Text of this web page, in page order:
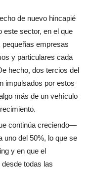
de nuevo hincapié
este sector, en el que
empresas
y particulares cada
hecho, dos tercios del
impulsados por estos
más de un vehículo
continúa creciendo—
uno del 50%, lo que se
y en que el
todas las